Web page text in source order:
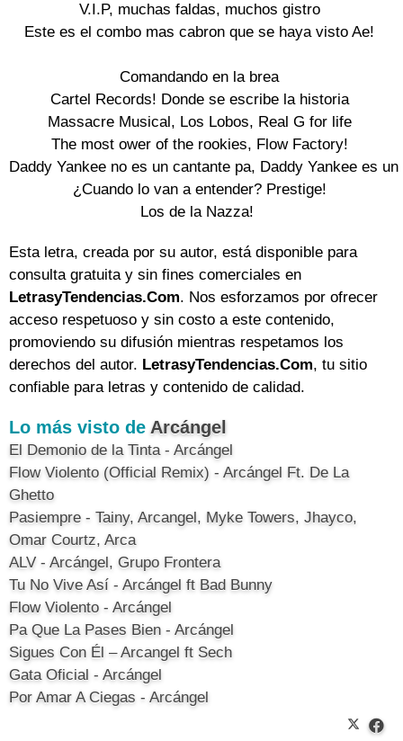
V.I.P, muchas faldas, muchos gistro
Este es el combo mas cabron que se haya visto Ae!
Comandando en la brea
Cartel Records! Donde se escribe la historia
Massacre Musical, Los Lobos, Real G for life
The most ower of the rookies, Flow Factory!
Daddy Yankee no es un cantante pa, Daddy Yankee es
¿Cuando lo van a entender? Prestige!
Los de la Nazza!
Esta letra, creada por su autor, está disponible para
consulta gratuita y sin fines comerciales en
LetrasyTendencias.Com. Nos esforzamos por ofrecer
acceso respetuoso y sin costo a este contenido,
promoviendo su difusión mientras respetamos los
derechos del autor. LetrasyTendencias.Com, tu sitio
confiable para letras y contenido de calidad.
Lo más visto de Arcángel
El Demonio de la Tinta - Arcángel
Flow Violento (Official Remix) - Arcángel Ft. De La
Ghetto
Pasiempre - Tainy, Arcangel, Myke Towers, Jhayco,
Omar Courtz, Arca
ALV - Arcángel, Grupo Frontera
Tu No Vive Así - Arcángel ft Bad Bunny
Flow Violento - Arcángel
Pa Que La Pases Bien - Arcángel
Sigues Con Él – Arcangel ft Sech
Gata Oficial - Arcángel
Por Amar A Ciegas - Arcángel